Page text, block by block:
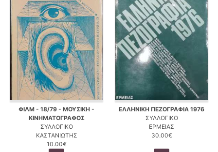
ΦΙΛΜ - 18/79 - ΜΟΥΣΙΚΗ -
ΚΙΝΗΜΑΤΟΓΡΑΦΟΣ
ΣΥΛΛΟΓΙΚΟ
ΚΑΣΤΑΝΙΩΤΗΣ
10.00€
ΕΛΛΗΝΙΚΗ ΠΕΖΟΓΡΑΦΙΑ 1976
ΣΥΛΛΟΓΙΚΟ
ΕΡΜΕΙΑΣ
30.00€